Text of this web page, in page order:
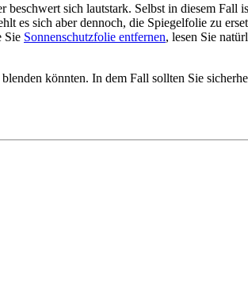
sich lautstark. Selbst in diesem Fall
es sich aber dennoch, die Spiegelfolie zu
Sie Sonnenschutzfolie entfernen, lesen Sie
könnten. In dem Fall sollten Sie